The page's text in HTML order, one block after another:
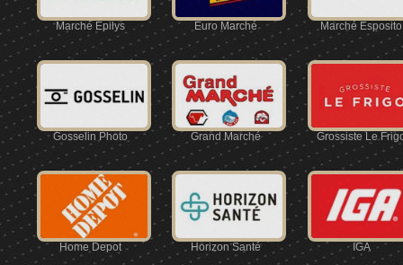
Marché Épilys Euro Marché Marché Esposito
Gosselin Photo Grand Marché Grossiste Le
Home Depot Horizon Santé IGA